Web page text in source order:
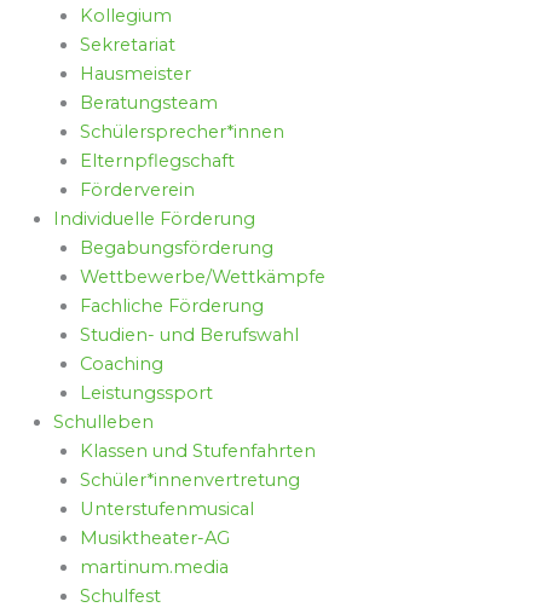
Kollegium
Sekretariat
Hausmeister
Beratungsteam
Schülersprecher*innen
Elternpflegschaft
Förderverein
Individuelle Förderung
Begabungsförderung
Wettbewerbe/Wettkämpfe
Fachliche Förderung
Studien- und Berufswahl
Coaching
Leistungssport
Schulleben
Klassen und Stufenfahrten
Schüler*innenvertretung
Unterstufenmusical
Musiktheater-AG
martinum.media
Schulfest